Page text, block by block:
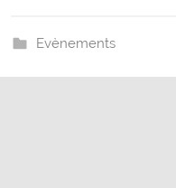
Evènements